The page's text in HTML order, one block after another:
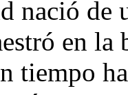
nació de
en la
tiempo